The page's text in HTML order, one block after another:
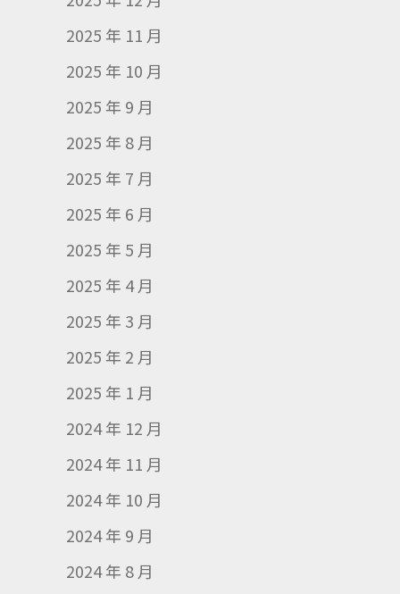
2025 年 11 月
2025 年 10 月
2025 年 9 月
2025 年 8 月
2025 年 7 月
2025 年 6 月
2025 年 5 月
2025 年 4 月
2025 年 3 月
2025 年 2 月
2025 年 1 月
2024 年 12 月
2024 年 11 月
2024 年 10 月
2024 年 9 月
2024 年 8 月